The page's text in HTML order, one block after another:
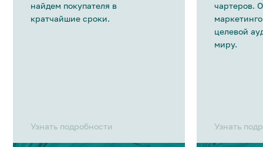
найдем покупателя в
кратчайшие сроки.
Узнать подробности
чартеров.
целевой
миру.
Узнать